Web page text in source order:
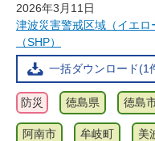
2026年3月11日
津波災害警戒区域（イエロ
（SHP）
一括ダウンロード(1
防災 徳島県 徳島
阿南市 牟岐町 美